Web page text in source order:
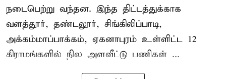
நடைபெற்று வந்தன. இந்த திட்டத்துக்காக
வளத்தூர், தண்டலூர், சிங்கிலிப்பாடி,
அக்கம்மாப்பாக்கம், ஏகனாபுரம் உள்ளிட்ட 12
கிராமங்களில் நில அளவீட்டு பணிகள் ...